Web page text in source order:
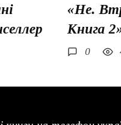
«Не.
Книга
0